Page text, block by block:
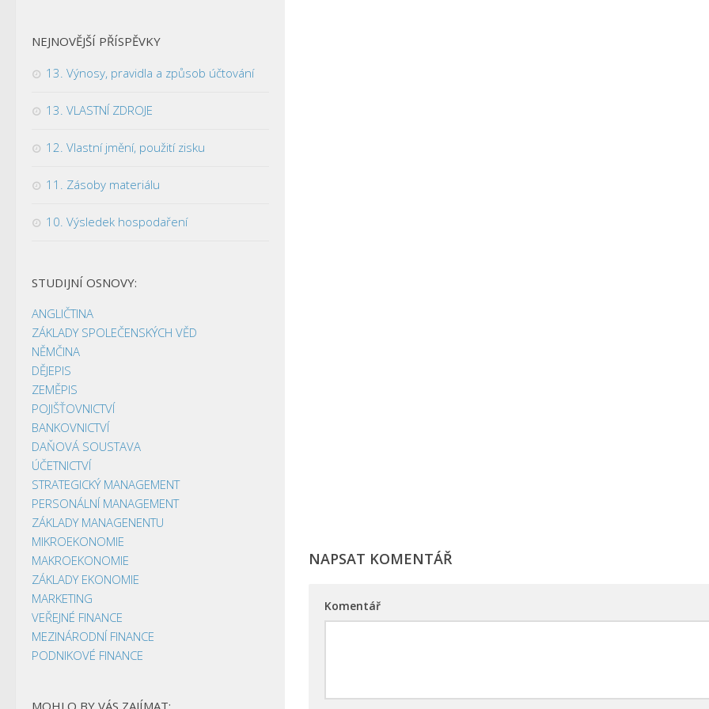
NAPSAT KOMENTÁŘ
Komentář
NEJNOVĚJŠÍ PŘÍSPĚVKY
13. Výnosy, pravidla a způsob účtování
13. VLASTNÍ ZDROJE
12. Vlastní jmění, použití zisku
11. Zásoby materiálu
10. Výsledek hospodaření
STUDIJNÍ OSNOVY:
ANGLIČTINA
ZÁKLADY SPOLEČENSKÝCH VĚD
NĚMČINA
DĚJEPIS
ZEMĚPIS
POJIŠŤOVNICTVÍ
BANKOVNICTVÍ
DAŇOVÁ SOUSTAVA
ÚČETNICTVÍ
STRATEGICKÝ MANAGEMENT
PERSONÁLNÍ MANAGEMENT
ZÁKLADY MANAGENENTU
MIKROEKONOMIE
MAKROEKONOMIE
ZÁKLADY EKONOMIE
MARKETING
VEŘEJNÉ FINANCE
MEZINÁRODNÍ FINANCE
PODNIKOVÉ FINANCE
MOHLO BY VÁS ZAJÍMAT: